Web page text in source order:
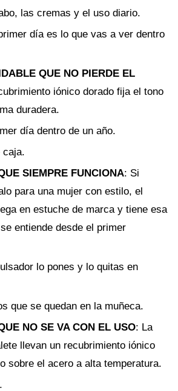
las cremas y el uso diario.
día es lo que vas a ver dentro
QUE NO PIERDE EL
iónico dorado fija el tono
duradera.
día dentro de un año.
caja.
SIEMPRE FUNCIONA: Si
para una mujer con estilo, el
en estuche de marca y tiene esa
entiende desde el primer
lo pones y lo quitas en
que se quedan en la muñeca.
NO SE VA CON EL USO: La
llevan un recubrimiento iónico
sobre el acero a alta temperatura.